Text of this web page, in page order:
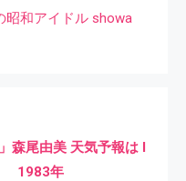
昭和アイドル showa
」森尾由美 天気予報は I
1983年